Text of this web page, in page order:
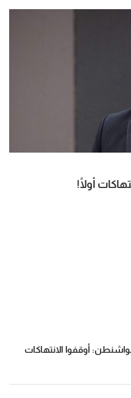
أولًا!
أوقفوا الانتهاكات